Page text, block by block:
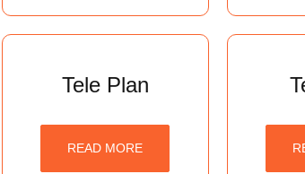
Tele Plan
READ MORE